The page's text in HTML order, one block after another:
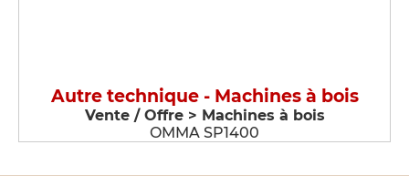
Autre technique - Machines à bois
Vente / Offre > Machines à bois
OMMA SP1400